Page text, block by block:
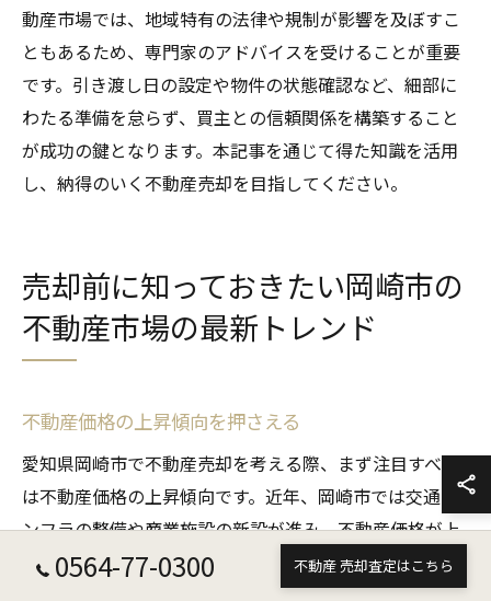
動産市場では、地域特有の法律や規制が影響を及ぼすこ
ともあるため、専門家のアドバイスを受けることが重要
です。引き渡し日の設定や物件の状態確認など、細部に
わたる準備を怠らず、買主との信頼関係を構築すること
が成功の鍵となります。本記事を通じて得た知識を活用
し、納得のいく不動産売却を目指してください。
売却前に知っておきたい岡崎市の
不動産市場の最新トレンド
不動産価格の上昇傾向を押さえる
愛知県岡崎市で不動産売却を考える際、まず注目すべき
は不動産価格の上昇傾向です。近年、岡崎市では交通イ
ンフラの整備や商業施設の新設が進み、不動産価格が上
昇しています。特にリニア中央新幹線の開通計画は、地
域の魅力を高め、価格上昇をさらに促しています。この
0564-77-0300 不動産 売却査定はこちら